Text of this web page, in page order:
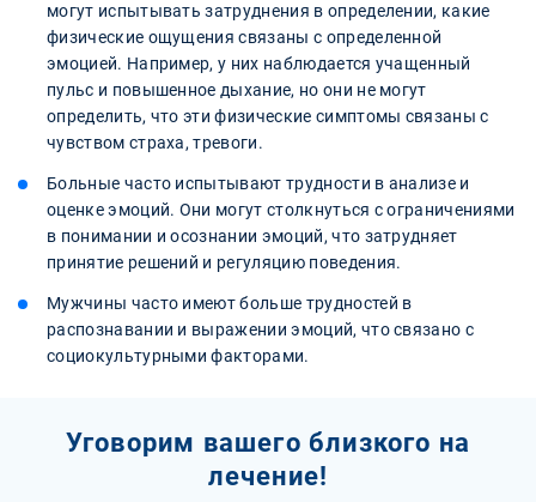
могут испытывать затруднения в определении, какие
физические ощущения связаны с определенной
эмоцией. Например, у них наблюдается учащенный
пульс и повышенное дыхание, но они не могут
определить, что эти физические симптомы связаны с
чувством страха, тревоги.
Больные часто испытывают трудности в анализе и
оценке эмоций. Они могут столкнуться с ограничениями
в понимании и осознании эмоций, что затрудняет
принятие решений и регуляцию поведения.
Мужчины часто имеют больше трудностей в
распознавании и выражении эмоций, что связано с
социокультурными факторами.
Уговорим вашего близкого на
лечение!